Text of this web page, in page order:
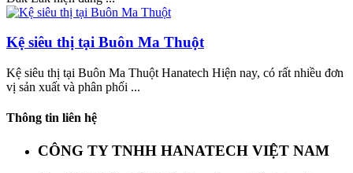
Kệ siêu thị tại Buôn Ma Thuột
Kệ siêu thị tại Buôn Ma Thuột Hanatech Hiện nay, có rất nhiều đơn
vị sản xuất và phân phối ...
Thông tin liên hệ
CÔNG TY TNHH HANATECH VIỆT NAM